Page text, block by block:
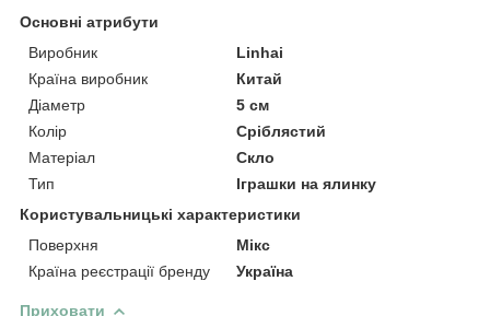
Основні атрибути
Виробник
Linhai
Країна виробник
Китай
Діаметр
5 см
Колір
Сріблястий
Матеріал
Скло
Тип
Іграшки на ялинку
Користувальницькі характеристики
Поверхня
Мікс
Країна реєстрації бренду
Україна
Приховати